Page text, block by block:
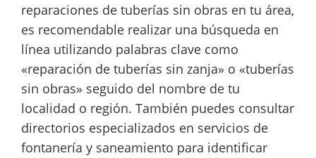
reparaciones de tuberías sin obras en tu área,
es recomendable realizar una búsqueda en
línea utilizando palabras clave como
«reparación de tuberías sin zanja» o «tuberías
sin obras» seguido del nombre de tu
localidad o región. También puedes consultar
directorios especializados en servicios de
fontanería y saneamiento para identificar